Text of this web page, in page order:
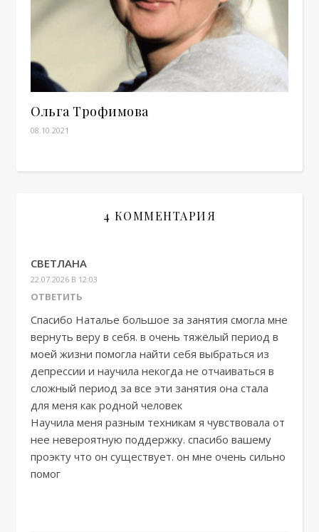
Ольга Трофимова
08.10.2021
4 КОММЕНТАРИЯ
СВЕТЛАНА
22.07.2026 В 12:03
ОТВЕТИТЬ
Спасибо Наталье большое за занятия смогла мне
вернуть веру в себя. в очень тяжёлый период в
моей жизни помогла найти себя выбраться из
депрессии и научила некогда не отчаиваться в
сложный период за все эти занятия она стала
для меня как родной человек
Научила меня разным техникам я чувствовала от
нее невероятную поддержку. спасибо вашему
проэкту что он существует. он мне очень сильно
помог